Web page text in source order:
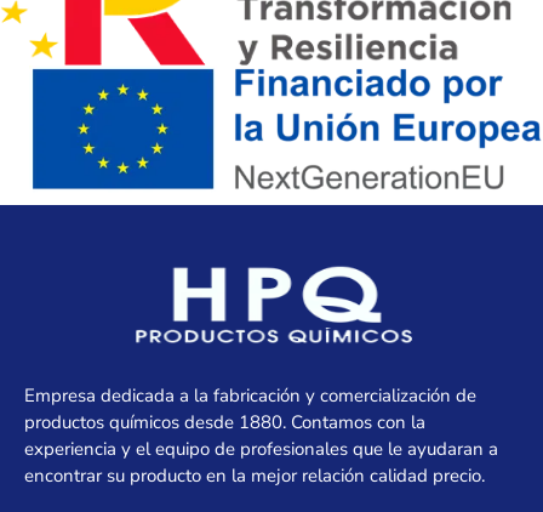
Empresa dedicada a la fabricación y comercialización de
productos químicos desde 1880. Contamos con la
experiencia y el equipo de profesionales que le ayudaran a
encontrar su producto en la mejor relación calidad precio.